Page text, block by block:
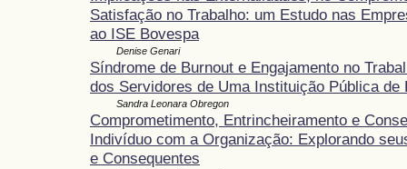
Satisfação no Trabalho: um Estudo nas
ao ISE Bovespa
Denise Genari
Síndrome de Burnout e Engajamento no
dos Servidores de Uma Instituição Pública de
Sandra Leonara Obregon
Comprometimento, Entrincheiramento e
Indivíduo com a Organização: Explorando
e Consequentes